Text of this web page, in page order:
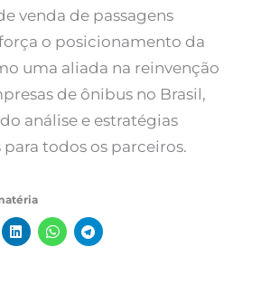
venda de passagens
o posicionamento da
uma aliada na reinvenção
de ônibus no Brasil,
análise e estratégias
todos os parceiros.